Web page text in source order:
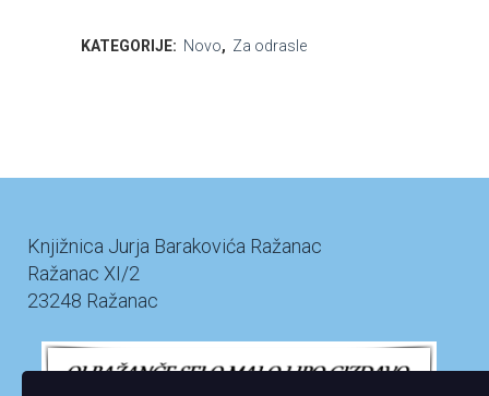
KATEGORIJE: Novo, Za odrasle
Knjižnica Jurja Barakovića Ražanac
Ražanac XI/2
23248 Ražanac